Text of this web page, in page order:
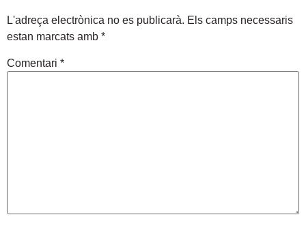
L'adreça electrònica no es publicarà. Els camps necessaris
estan marcats amb *
Comentari *